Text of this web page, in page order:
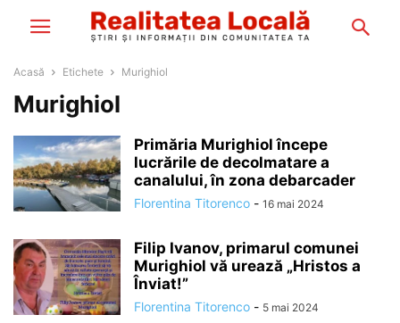
Acasă Etichete Murighiol
Murighiol
Primăria Murighiol începe
lucrările de decolmatare a
canalului, în zona debarcader
Florentina Titorenco - 16 mai 2024
Filip Ivanov, primarul comunei
Murighiol vă urează „Hristos a
Înviat!”
Florentina Titorenco - 5 mai 2024